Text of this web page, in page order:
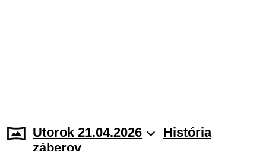
Utorok 21.04.2026
História
záberov